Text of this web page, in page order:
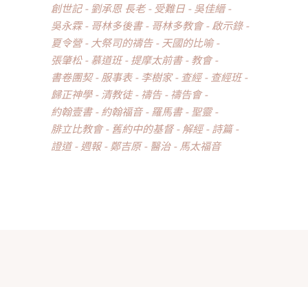
創世記
劉承恩 長老 受難日
吳佳縉
吳永霖
哥林多後書 哥林多教會
啟示錄
夏令營
大祭司的禱告
天國的比喻
張肇松
慕道班 提摩太前書
教會
書卷團契
服事表 李樹家 查經
查經班
歸正神學
清教徒 禱告
禱告會
約翰壹書
約翰福音 羅馬書
聖靈
腓立比教會
舊約中的基督 解經
詩篇
證道
週報 鄭吉原 醫治 馬太福音